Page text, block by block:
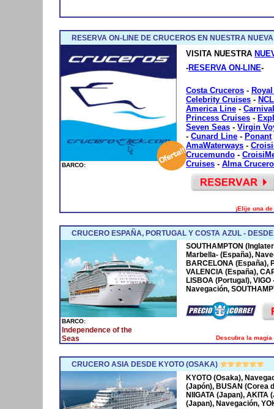
RESERVA ON-LINE DE CRUCEROS EN NUESTRA
BARCO:
VISITA NUESTRA
-RESERVA ON-LINE-
Costa Cruceros -
Celebrity Cruises - NCL
America Line -
Princess Cruises -
Seven Seas - Virgin
- Cunard Line - Ponant
AmaWaterways -
Crucemundo -
Cruises - Alma
¡Elije una
CRUCERO ESPAÑA, PORTUGAL Y COSTA AZUL -
BARCO:
Independence of the
Seas
SOUTHAMPTON
Marbella- (España),
BARCELONA (España),
VALENCIA (España),
LISBOA (Portugal),
Navegación,
Descubra la
CRUCERO ASIA DESDE KYOTO (OSAKA)
KYOTO (Osaka),
(Japón), BUSAN (Corea
NIIGATA (Japan), AKITA
(Japan), Navegación,